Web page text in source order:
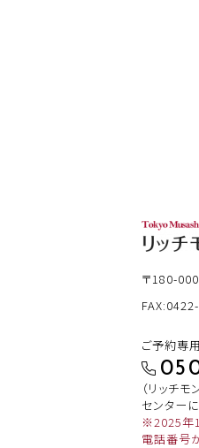
〒180-
ご予約専
（リッチ
センター
※2025年
電話番号